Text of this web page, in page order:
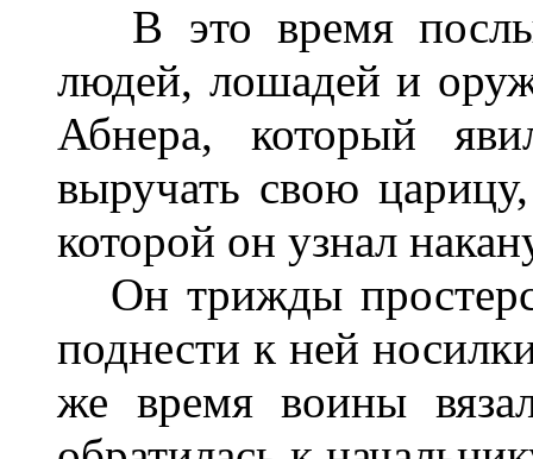
В это время
людей, лошадей и
Абнера, который
выручать свою
которой он узнал
Он трижды
поднести к ней
же время воины